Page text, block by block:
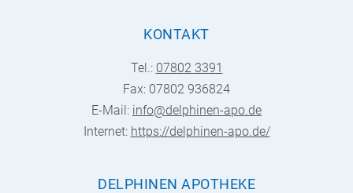
KONTAKT
Tel.: 07802 3391
Fax: 07802 936824
E-Mail: info@delphinen-apo.de
Internet: https://delphinen-apo.de/
DELPHINEN APOTHEKE